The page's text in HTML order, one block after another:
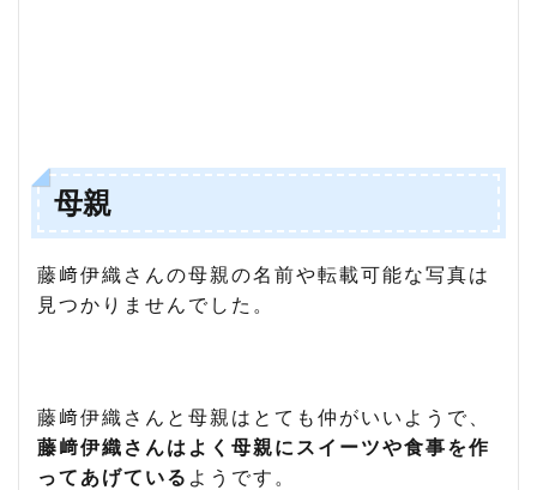
母親
藤﨑伊織さんの母親の名前や転載可能な写真は
見つかりませんでした。
藤﨑伊織さんと母親はとても仲がいいようで、
藤﨑伊織さんはよく母親にスイーツや食事を作
ってあげている ようです。